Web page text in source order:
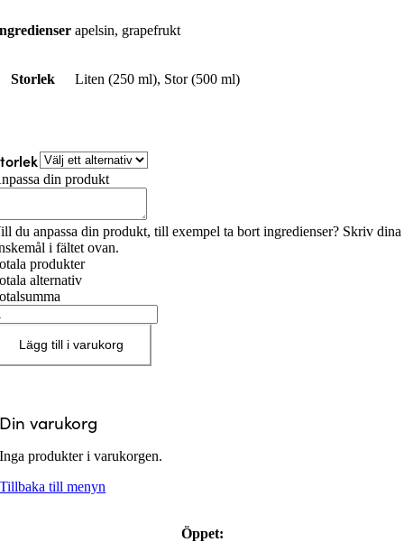
apelsin, grapefrukt
Storlek Liten (250 ml), Stor (500 ml)
din produkt
du anpassa din produkt, till exempel ta bort ingredienser? Skriv dina
i fältet ovan.
produkter
alternativ
Lägg till i varukorg
Din varukorg
Inga produkter i varukorgen.
Tillbaka till menyn
Öppet: